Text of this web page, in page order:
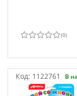
(0)
Код: 1122761 В